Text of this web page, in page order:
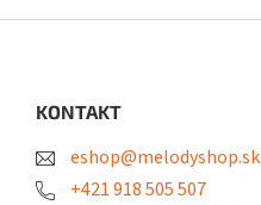
KONTAKT
eshop@melodyshop.sk
+421 918 505 507